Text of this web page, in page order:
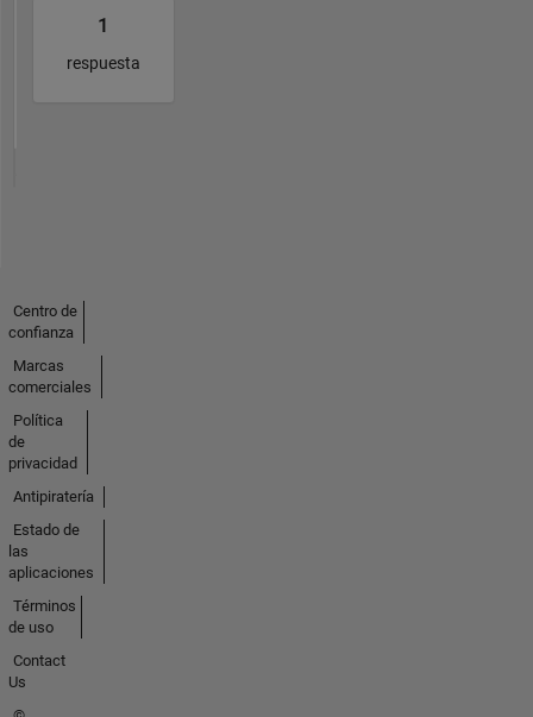
1
respuesta
Centro de
confianza
Marcas
comerciales
Política
de
privacidad
Antipiratería
Estado de
las
aplicaciones
Términos
de uso
Contact
Us